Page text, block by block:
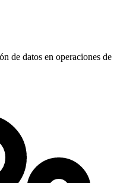
de datos en operaciones de